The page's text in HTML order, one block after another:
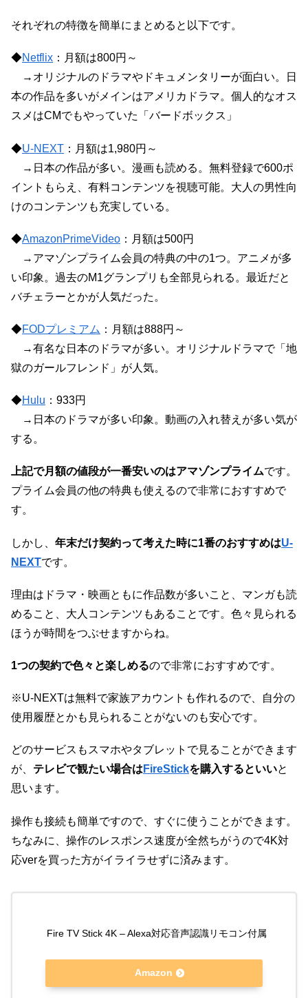
それぞれの特徴を簡単にまとめると以下です。
◆Netflix ：月額は800円～
→オリジナルのドラマやドキュメンタリーが面白い。日
本の作品を多いがメインはアメリカドラマ。個人的なオス
スメはCMでもやっていた「バードボックス」
◆U-NEXT ：月額は1,980円～
→日本の作品が多い。漫画も読める。無料登録で600ポ
イントもらえ、有料コンテンツを視聴可能。大人の男性向
けのコンテンツも充実している。
◆AmazonPrimeVideo ：月額は500円
→アマゾンプライム会員の特典の中の1つ。アニメが多
い印象。過去のM1グランプリも全部見られる。最近だと
バチェラーとかが人気だった。
◆FODプレミアム ：月額は888円～
→有名な日本のドラマが多い。オリジナルドラマで「地
獄のガールフレンド」が人気。
◆Hulu ：933円
→日本のドラマが多い印象。動画の入れ替えが多い気が
する。
上記で月額の値段が一番安いのはアマゾンプライムです。
プライム会員の他の特典も使えるので非常におすすめで
す。
しかし、 年末だけ契約って考えた時に1番のおすすめはU-
NEXTです。
理由はドラマ・映画ともに作品数が多いこと、マンガも読
めること、大人コンテンツもあることです。色々見られる
ほうが時間をつぶせますからね。
1つの契約で色々と楽しめるので非常におすすめです。
※U-NEXTは無料で家族アカウントも作れるので、自分の
使用履歴とかも見られることがないのも安心です。
どのサービスもスマホやタブレットで見ることができます
が、 テレビで観たい場合は FireStickを購入するといいと
思います。
操作も接続も簡単ですので、すぐに使うことができます。
ちなみに、操作のレスポンス速度が全然ちがうので4K対
応verを買った方がイライラせずに済みます。
Fire TV Stick 4K – Alexa対応音声認識リモコン付属
Amazon